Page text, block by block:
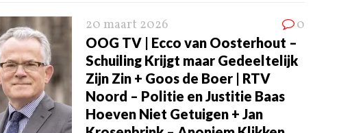
20 maart 2026 0
OOG TV | Ecco van Oosterhout –
Schuiling Krijgt maar Gedeeltelijk
Zijn Zin + Goos de Boer | RTV
Noord – Politie en Justitie Baas
Hoeven Niet Getuigen + Jan